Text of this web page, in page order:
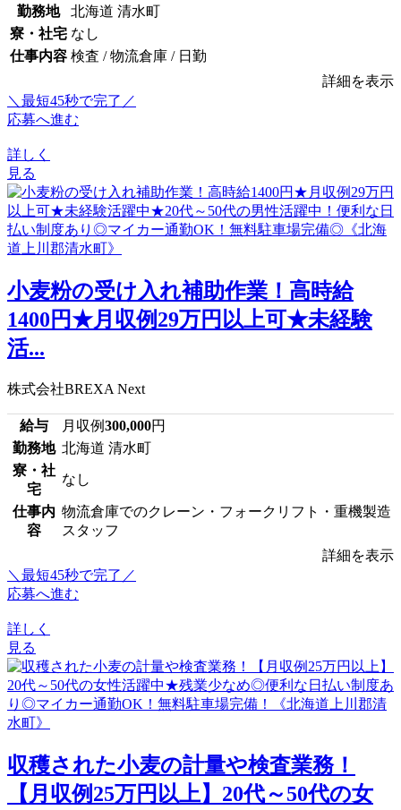
勤務地
北海道 清水町
寮・社宅 なし
仕事内容 検査 / 物流倉庫 / 日勤
詳細を表示
＼最短45秒で完了／
応募へ進む
詳しく
見る
小麦粉の受け入れ補助作業！高時給
1400円★月収例29万円以上可★未経験
活...
株式会社BREXA Next
給与 月収例300,000円
勤務地 北海道 清水町
寮・社
宅
なし
仕事内
容
物流倉庫でのクレーン・フォークリフト・重機製造
スタッフ
詳細を表示
＼最短45秒で完了／
応募へ進む
詳しく
見る
収穫された小麦の計量や検査業務！
【月収例25万円以上】20代～50代の女